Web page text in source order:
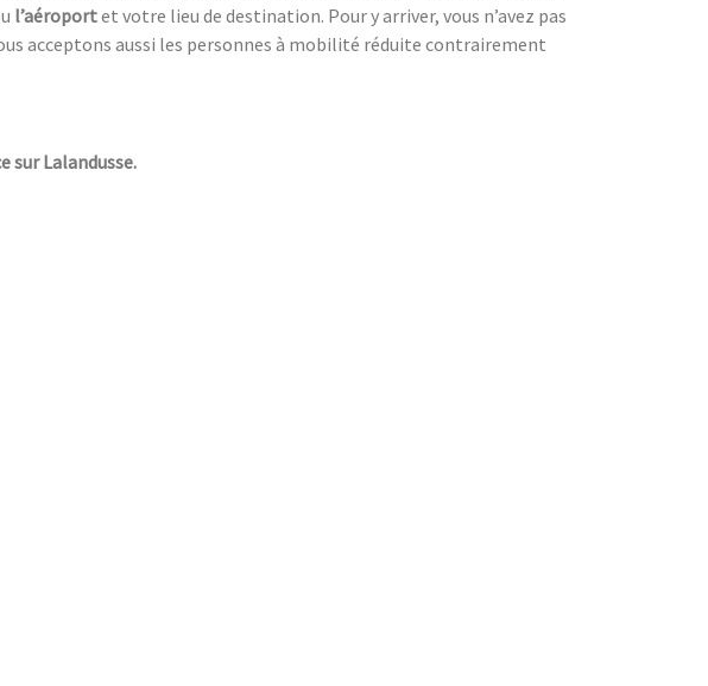
l’aéroportet votre lieu de destination. Pour y arriver, vous n’avez pas
acceptons aussi les personnes à mobilité réduite contrairement
sur Lalandusse.